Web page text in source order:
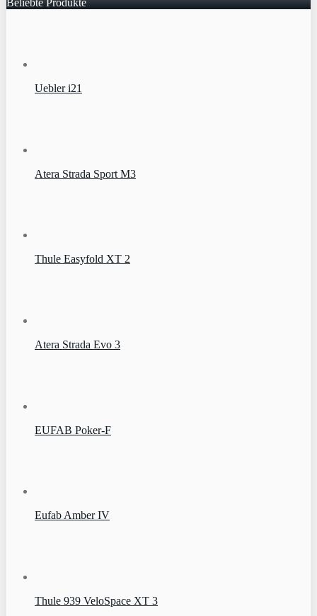
Beliebte Produkte
Uebler i21
Atera Strada Sport M3
Thule Easyfold XT 2
Atera Strada Evo 3
EUFAB Poker-F
Eufab Amber IV
Thule 939 VeloSpace XT 3